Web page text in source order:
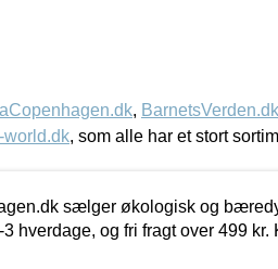
, BarnetsVerden.dk
world.dk, som alle har et stort
sælger økologisk og
hverdage, og fri fragt over 499 kr.